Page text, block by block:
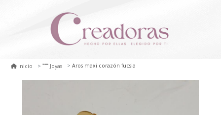
Inicio Joyas Aros maxi corazón fucsia